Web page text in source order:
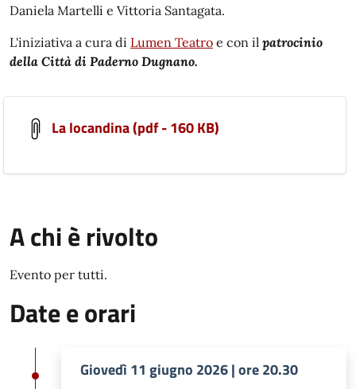
Daniela Martelli e Vittoria Santagata.
L'iniziativa a cura di Lumen Teatro e con il patrocinio
della Città di Paderno Dugnano.
La locandina (pdf - 160 KB)
A chi è rivolto
Evento per tutti.
Date e orari
Giovedì 11 giugno 2026 | ore 20.30